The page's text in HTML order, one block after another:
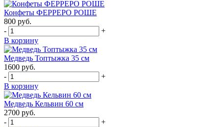
Конфеты ФЕРРЕРО РОШЕ
800 руб.
-
+
В корзину
Медведь Топтыжка 35 см
1600 руб.
-
+
В корзину
Медведь Кельвин 60 см
2700 руб.
-
+